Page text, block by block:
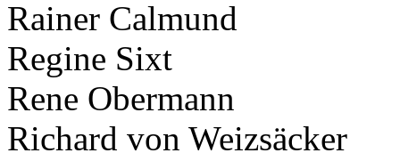
Rainer Calmund
Regine Sixt
Rene Obermann
Richard von Weizsäcker